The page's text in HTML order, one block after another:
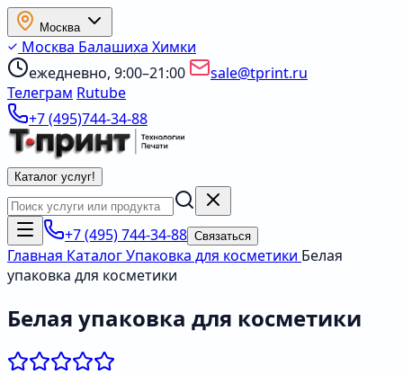
Москва
Москва Балашиха Химки
ежедневно, 9:00–21:00
sale@tprint.ru
Телеграм Rutube
+7 (495)744-34-88
Каталог услуг!
+7 (495) 744-34-88 Связаться
Главная КаталогУпаковка для косметики Белая
упаковка для косметики
Белая упаковка для косметики